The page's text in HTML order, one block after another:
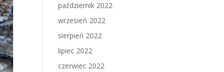
październik 2022
wrzesień 2022
sierpień 2022
lipiec 2022
czerwiec 2022